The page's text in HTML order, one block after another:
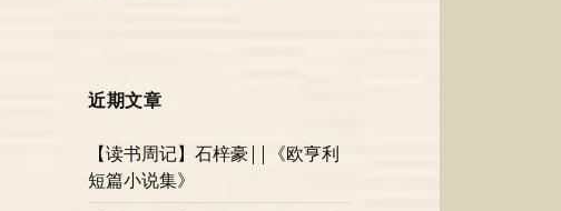
近期文章
【读书周记】石梓豪||《欧亨利
短篇小说集》